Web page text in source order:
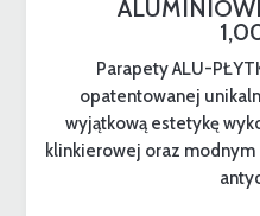
Parapety ALU-
opatentowanej
wyjątkową estetykę
klinkierowej oraz modnym